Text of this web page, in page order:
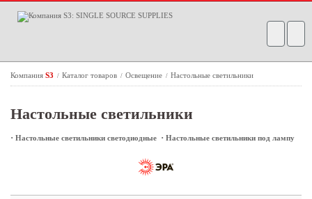
Компания S3 / Каталог товаров / Освещение / Настольные светильники
Настольные светильники
· Настольные светильники светодиодные · Настольные светильники под лампу